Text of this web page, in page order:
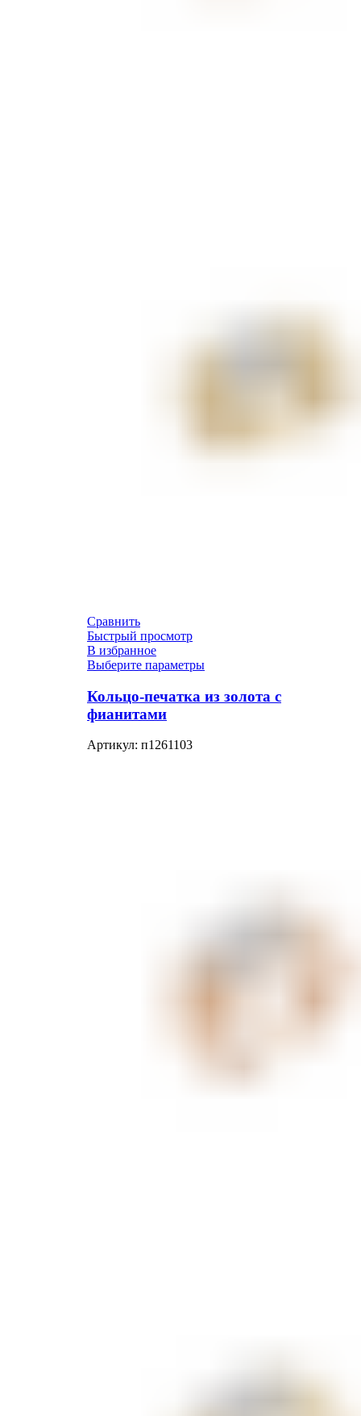
Сравнить
Быстрый просмотр
В избранное
Выберите параметры
Кольцо-печатка из золота с
фианитами
Артикул: п1261103